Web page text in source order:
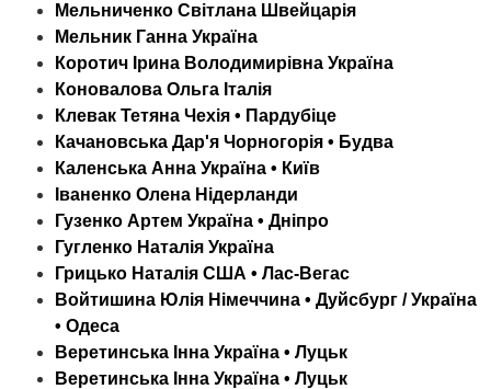
Мельниченко Світлана Швейцарія
Мельник Ганна Україна
Коротич Ірина Володимирівна Україна
Коновалова Ольга Італія
Клевак Тетяна Чехія • Пардубіце
Качановська Дар'я Чорногорія • Будва
Каленська Анна Україна • Київ
Іваненко Олена Нідерланди
Гузенко Артем Україна • Дніпро
Гугленко Наталія Україна
Грицько Наталія США • Лас-Вегас
Войтишина Юлія Німеччина • Дуйсбург / Україна
• Одеса
Веретинська Інна Україна • Луцьк
Веретинська Інна Україна • Луцьк